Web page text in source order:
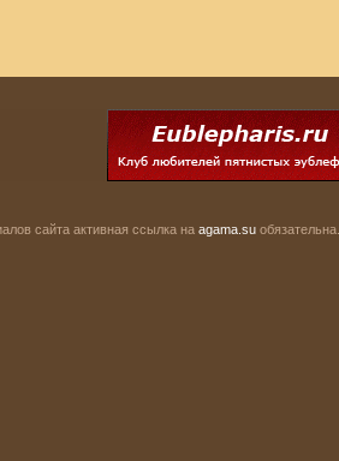
сайта активная ссылка на agama.su обязательна.